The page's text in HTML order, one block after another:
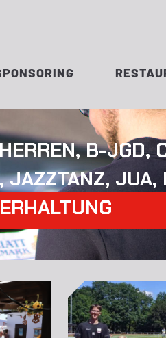
,B-JGD,
,JAZZTANZ, JUA,